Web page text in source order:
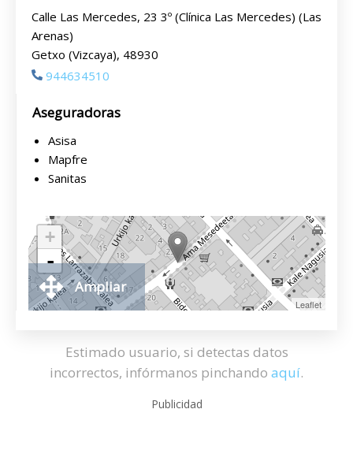
Calle Las Mercedes, 23 3º (Clínica Las Mercedes) (Las
Arenas)
Getxo (Vizcaya), 48930
944634510
Aseguradoras
Asisa
Mapfre
Sanitas
+
-
Leaflet
Ampliar
Estimado usuario, si detectas datos
incorrectos, infórmanos pinchando aquí.
Publicidad